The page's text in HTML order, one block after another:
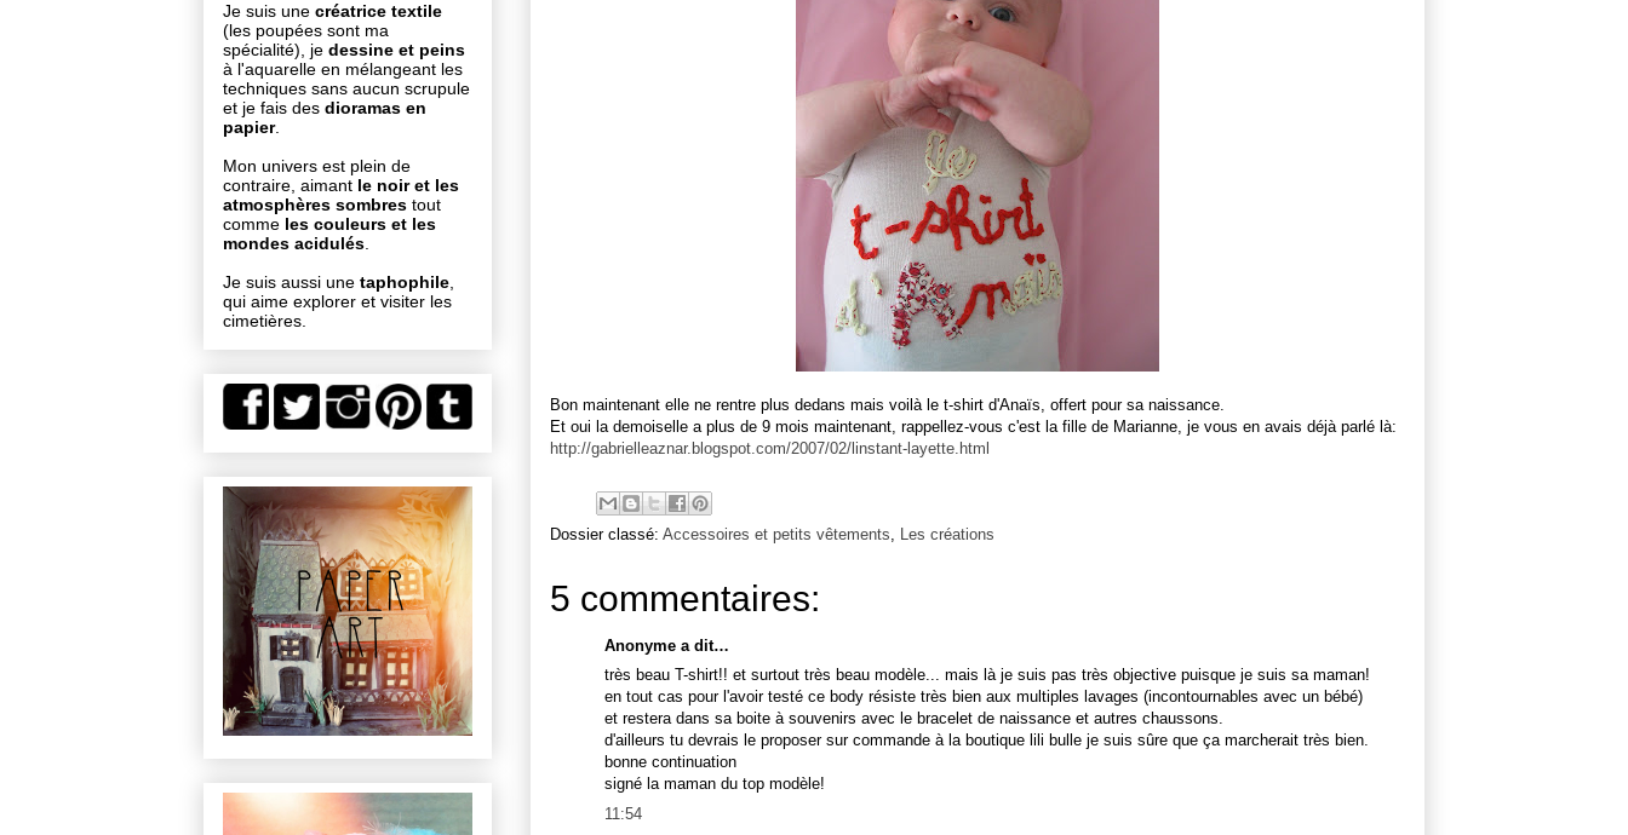
Bon maintenant elle ne rentre plus dedans mais voilà le t-shirt d'Anaïs, offert pour sa naissance.
Et oui la demoiselle a plus de 9 mois maintenant, rappellez-vous c'est la fille de Marianne, je vous en avais déjà parlé là:
http://gabrielleaznar.blogspot.com/2007/02/linstant-layette.html
Dossier classé: Accessoires et petits vêtements Les créations
5 commentaires:
Anonyme a dit…
très beau T-shirt!! et surtout très beau modèle... mais là je suis pas très objective puisque je suis sa maman!
en tout cas pour l'avoir testé ce body résiste très bien aux multiples lavages (incontournables avec un bébé)
et restera dans sa boite à souvenirs avec le bracelet de naissance et autres chaussons.
d'ailleurs tu devrais le proposer sur commande à la boutique lili bulle je suis sûre que ça marcherait très bien.
bonne continuation
signé la maman du top modèle!
11:54
Je suis une créatrice textile
(les poupées sont ma
spécialité), je dessine et peins
à l'aquarelle en mélangeant les
techniques sans aucun scrupule
et je fais des dioramas en
papier.
Mon univers est plein de
contraire, aimant le noir et les
atmosphères sombres tout
comme les couleurs et les
mondes acidulés
Je suis aussi une taphophile
qui aime explorer et visiter les
cimetières.